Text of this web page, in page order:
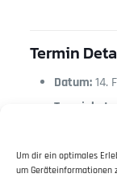
Um dir ein optimales
um Geräteinformationen
Termin
Datum:14.
Westallgäuer